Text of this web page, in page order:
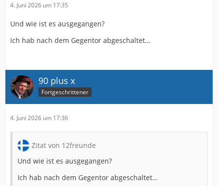
4. Juni 2026 um 17:35
Und wie ist es ausgegangen?
Ich hab nach dem Gegentor abgeschaltet…
90 plus x
Fortgeschrittener
4. Juni 2026 um 17:36
Zitat von 12freunde
Und wie ist es ausgegangen?
Ich hab nach dem Gegentor abgeschaltet…